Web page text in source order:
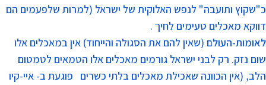
כ"שקוץ ותועבה" לנפש האלוקית של ישראל (למרות שלפעמים הם
דווקא מאכלים טעימים לחיך .
לאומות-העולם (שאין להם את הסגולה והייחוד) אין במאכלים אלו
שום נזק. רק לבני ישראל גורמים מאכלים אלו הטמאים לטמטום
הלב, (אין הכוונה שאכילת מאכלים בלתי כשרים פוגעת ב- איי-קיו